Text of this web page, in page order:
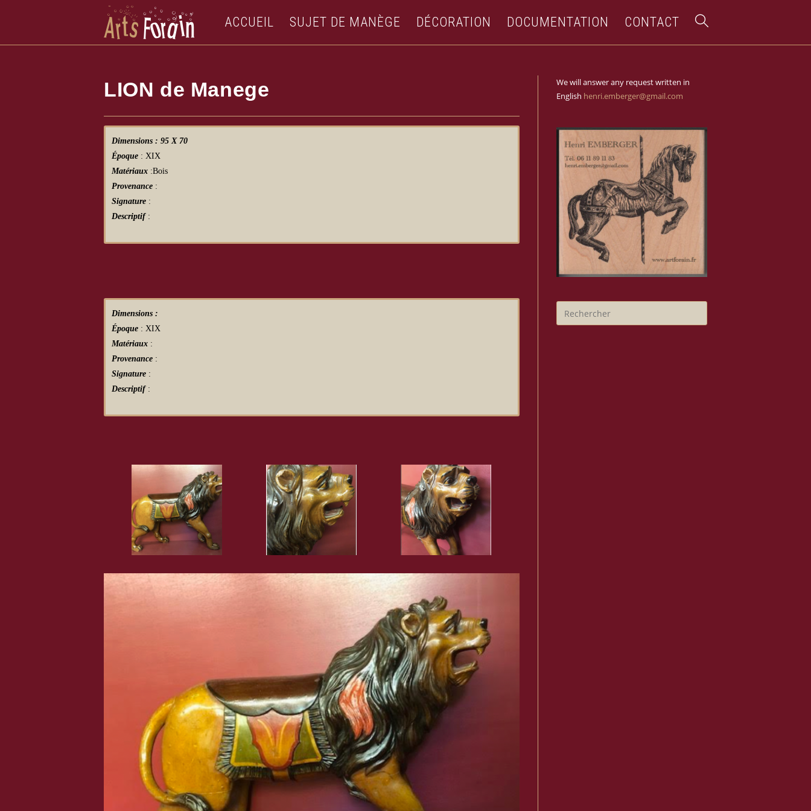
ACCUEIL SUJET DE MANÈGE DÉCORATION DOCUMENTATION CONTACT
LION de Manege
Dimensions : 95 X 70
Époque : XIX
Matériaux :Bois
Provenance :
Signature :
Descriptif :
Dimensions :
Époque : XIX
Matériaux :
Provenance :
Signature :
Descriptif :
We will answer any request written in
English henri.emberger@gmail.com